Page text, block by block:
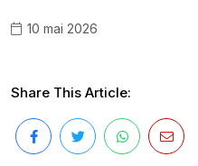
10 mai 2026
Share This Article: